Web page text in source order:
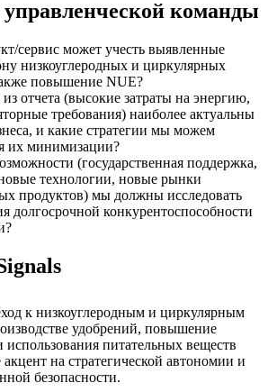
команды
сервис может учесть выявленные
низкоуглеродных и циркулярных
повышение NUE?
отчета (высокие затраты на энергию,
требования) наиболее актуальны
и какие стратегии мы можем
их минимизации?
(государственная поддержка,
технологии, новые рынки
продуктов) мы должны исследовать
долгосрочной конкурентоспособности
к низкоуглеродным и циркулярным
удобрений, повышение
использования питательных веществ
на стратегической автономии и
безопасности.